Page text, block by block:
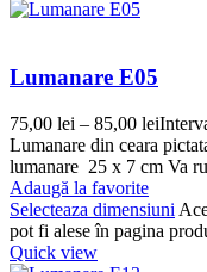
Lumanare E05
75,00 lei – 85,00 lei
Lumanare din ceara
lumanare 25 x 7 cm Va
Adaugă la favorite
Selecteaza dimensiuni
pot fi alese în pagina
Quick view